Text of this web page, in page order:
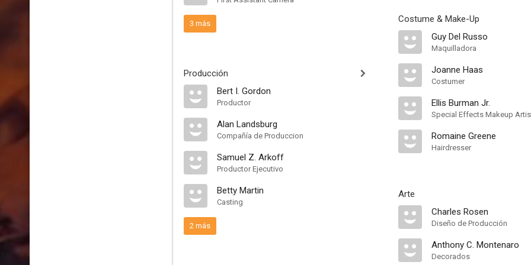
3 más
Producción
Bert I. Gordon
Productor
Alan Landsburg
Compañía de Produccion
Samuel Z. Arkoff
Productor Ejecutivo
Betty Martin
Casting
2 más
Costume & Make-Up
Guy Del Russo
Maquilladora
Joanne Haas
Costumer
Ellis Burman Jr.
Special Effects Makeup
Romaine Greene
Hairdresser
Arte
Charles Rosen
Diseño de Producción
Anthony C. Montenaro
Decorados